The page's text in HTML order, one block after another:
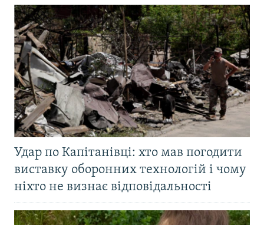
Удар по Капітанівці: хто мав погодити
виставку оборонних технологій і чому
ніхто не визнає відповідальності